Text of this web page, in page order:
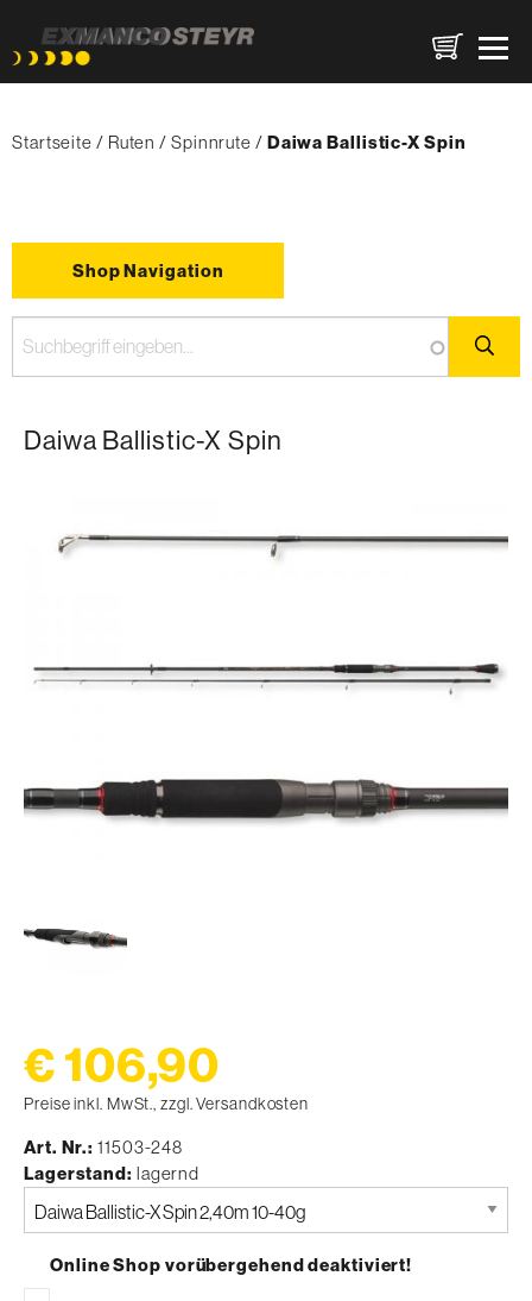
zum
Startseite
Ruten Spinnrute {'Current'|t}:
Daiwa Ballistic-X Spin
Shop Navigation
Daiwa Ballistic-X Spin
€ 106,90
Preise inkl. MwSt., zzgl. Versandkosten
Art. Nr. 11503-248
Lagerstand lagernd
Bitte
auswählen
Online Shop vorübergehend deaktiviert!